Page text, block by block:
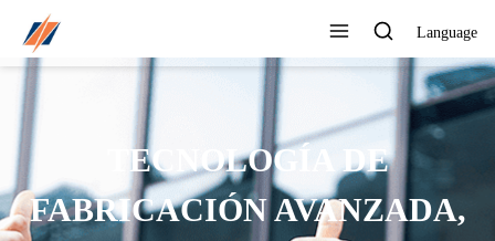
Language